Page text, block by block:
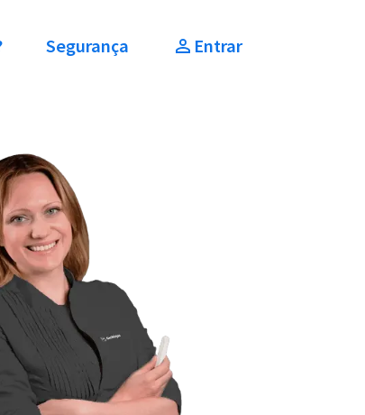
Segurança Entrar